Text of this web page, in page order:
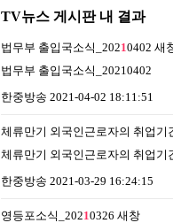
TV뉴스 게시판 내 결과
법무부 출입국소식_20210402 새
법무부 출입국소식_20210402
한중방송 2021-04-02 18:11:51
체류만기 외국인근로자의 취업기
체류만기 외국인근로자의 취업기
한중방송 2021-03-29 16:24:15
영등포소식_20210326 새창